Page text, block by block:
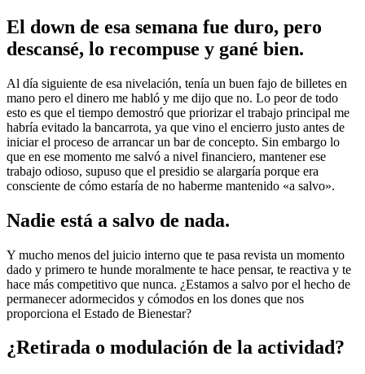
El down de esa semana fue duro, pero
descansé, lo recompuse y gané bien.
Al día siguiente de esa nivelación, tenía un buen fajo de billetes en
mano pero el dinero me habló y me dijo que no. Lo peor de todo
esto es que el tiempo demostró que priorizar el trabajo principal me
habría evitado la bancarrota, ya que vino el encierro justo antes de
iniciar el proceso de arrancar un bar de concepto. Sin embargo lo
que en ese momento me salvó a nivel financiero, mantener ese
trabajo odioso, supuso que el presidio se alargaría porque era
consciente de cómo estaría de no haberme mantenido «a salvo».
Nadie está a salvo de nada.
Y mucho menos del juicio interno que te pasa revista un momento
dado y primero te hunde moralmente te hace pensar, te reactiva y te
hace más competitivo que nunca. ¿Estamos a salvo por el hecho de
permanecer adormecidos y cómodos en los dones que nos
proporciona el Estado de Bienestar?
¿Retirada o modulación de la actividad?